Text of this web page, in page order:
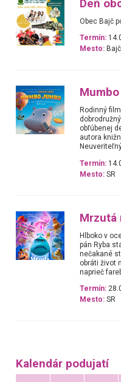
Deň
Obec Bajč
Termín:
Mesto: Bajč
Rodinný
obľúbenej
autora
Termín:
Mesto: SR
Mrzutá
Hlboko v
pán Ryba
nečakané
obráti život
naprieč
Termín:
Mesto: SR
Kalendár podujatí